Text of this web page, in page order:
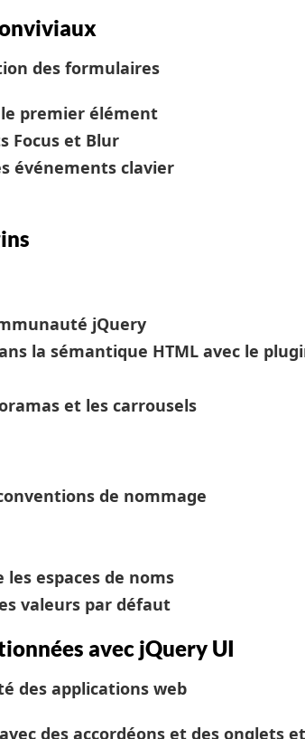
des formulaires
premier élément
Focus et Blur
événements clavier
jQuery
la sémantique HTML avec le
et les carrousels
de nommage
espaces de noms
valeurs par défaut
avec jQuery UI
des applications web
des accordéons et des onglets et